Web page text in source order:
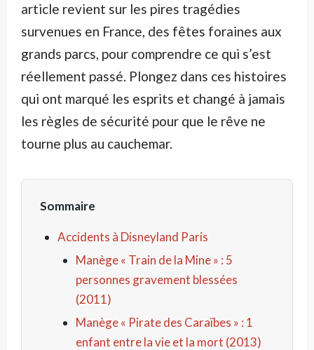
article revient sur les pires tragédies
survenues en France, des fêtes foraines aux
grands parcs, pour comprendre ce qui s’est
réellement passé. Plongez dans ces histoires
qui ont marqué les esprits et changé à jamais
les règles de sécurité pour que le rêve ne
tourne plus au cauchemar.
Sommaire
Accidents à Disneyland Paris
Manège « Train de la Mine » : 5
personnes gravement blessées
(2011)
Manège « Pirate des Caraïbes » : 1
enfant entre la vie et la mort (2013)